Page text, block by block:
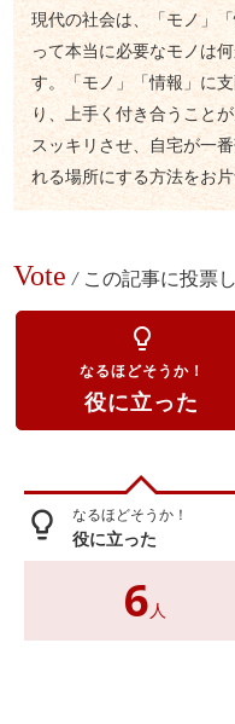
現代の社会は、「モノ」
って本当に必要なモノは
す。「モノ」「情報」に
り、上手く付き合うこと
スッキリさせ、自宅が一
れる場所にする方法をお
Vote / この記事に投票
lightbulb_outline
なるほどそうか！
役に立った
lightbulb_outline なるほどそうか！
役に立った
6 人